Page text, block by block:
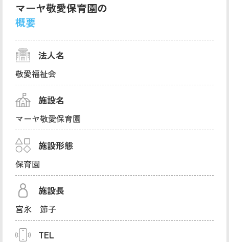
マーヤ敬愛保育園の
概要
法人名
敬愛福祉会
施設名
マーヤ敬愛保育園
施設形態
保育園
施設長
宮永 節子
TEL